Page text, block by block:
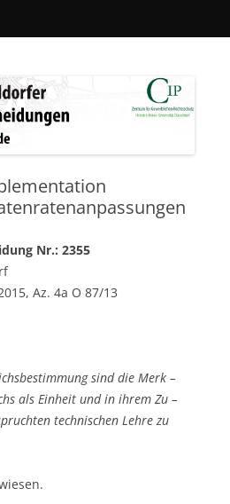
Nr.: 2355
Az. 4a O 87/13
sind die Merk –
als Einheit und in ihrem Zu –
technischen Lehre zu